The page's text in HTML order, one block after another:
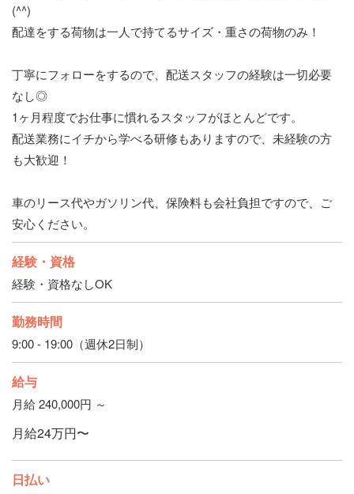
(^^)
配達をする荷物は一人で持てるサイズ・重さの荷物のみ！
丁寧にフォローをするので、配送スタッフの経験は一切必要
なし◎
1ヶ月程度でお仕事に慣れるスタッフがほとんどです。
配送業務にイチから学べる研修もありますので、未経験の方
も大歓迎！
車のリース代やガソリン代、保険料も会社負担ですので、ご
安心ください。
経験・資格
経験・資格なしOK
勤務時間
9:00 - 19:00（週休2日制）
給与
月給 240,000円 ～
月給24万円〜
日払い